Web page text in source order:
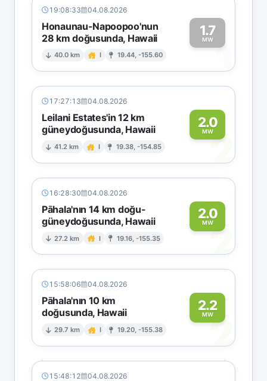
19:08:33 04.08.2026
Honaunau-Napoopoo'nun
28 km doğusunda, Hawaii
40.0 km I 19.44, -155.60
1.7
MW1
17:27:13 04.08.2026
Leilani Estates'in 12 km
güneydoğusunda, Hawaii
41.2 km I 19.38, -154.85
2.0
MW2
16:28:30 04.08.2026
Pāhala'nın 14 km doğu-
güneydoğusunda, Hawaii
27.2 km I 19.16, -155.35
2.0
MW2
15:58:06 04.08.2026
Pāhala'nın 10 km
doğusunda, Hawaii
29.7 km I 19.20, -155.38
2.2
MW2
15:48:12 04.08.2026